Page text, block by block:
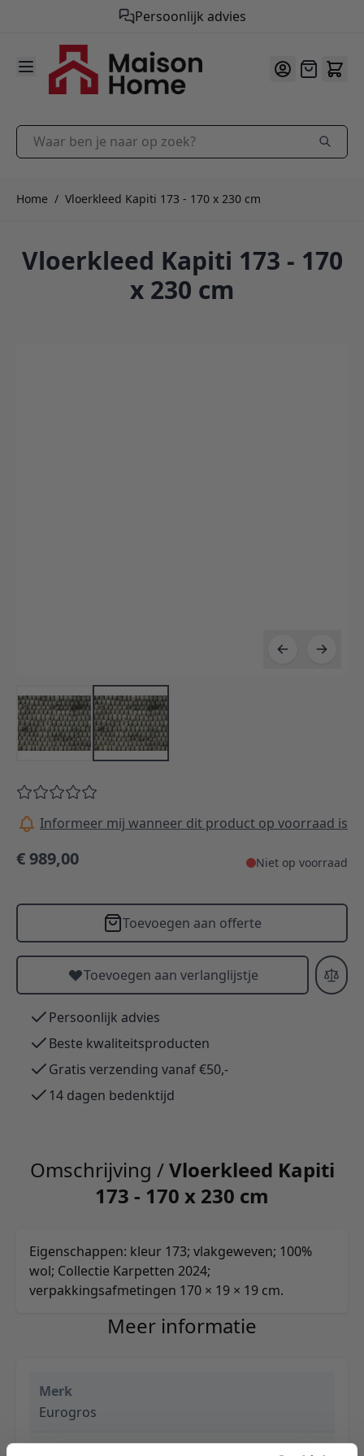
Persoonlijk advies
Gratis verzending vanaf €50,-
9.9/10
Ga naar de inhoud
Offerte
Waar ben je naar op zoek?
Home / Vloerkleed Kapiti 173 - 170 x 230 cm
Vloerkleed Kapiti 173 - 170
x 230 cm
Informeer mij wanneer dit product op voorraad is
€ 989,00 Niet op voorraad
Toevoegen aan offerte
Toevoegen aan verlanglijstje
Persoonlijk advies
Beste kwaliteitsproducten
Gratis verzending vanaf €50,-
14 dagen bedenktijd
Omschrijving /Vloerkleed Kapiti
173 - 170 x 230 cm
Eigenschappen: kleur 173; vlakgeweven; 100%
wol; Collectie Karpetten 2024;
verpakkingsafmetingen 170 × 19 × 19 cm.
Meer informatie
Merk
Eurogros